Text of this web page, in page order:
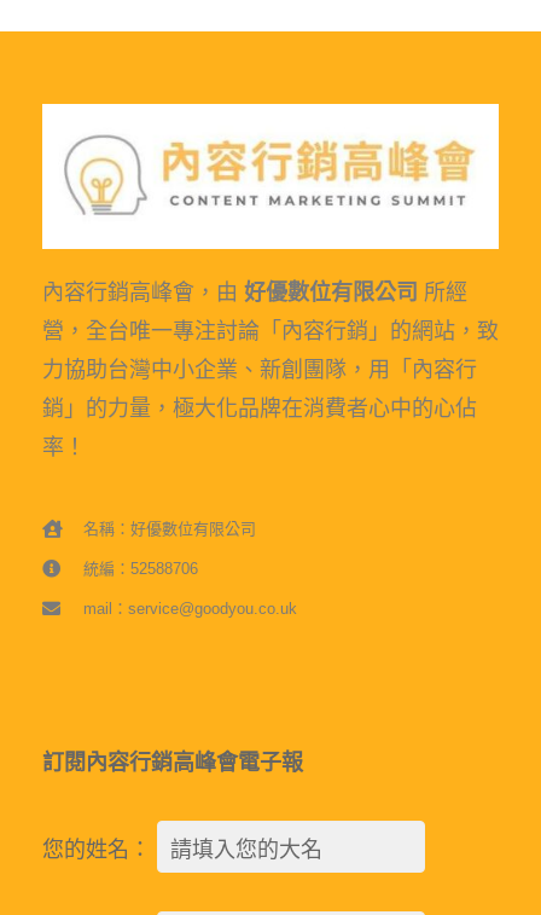
內容行銷高峰會，由 好優數位有限公司 所經
營，全台唯一專注討論「內容行銷」的網站，致
力協助台灣中小企業、新創團隊，用「內容行
銷」的力量，極大化品牌在消費者心中的心佔
率！
名稱：好優數位有限公司
統編：52588706
mail：service@goodyou.co.uk
訂閱內容行銷高峰會電子報
您的姓名：